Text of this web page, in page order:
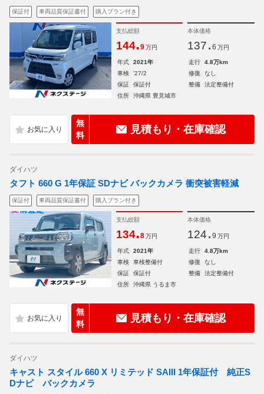
保証付 車両品質保証書付 購入プラン付き
支払総額
144.9 万円
本体価格
137. 6 万円
年式 2021年 走行
4.8万km
車検
'27/2 修復
なし
保証
保証付 整備
法定整備付
住所
沖縄県 豊見城市
無
料
見積もり・在庫確認
ダイハツ
タフト 660 G 1年保証 SDナビ バックカメラ 衝突被害軽減
保証付 車両品質保証書付 購入プラン付き
支払総額
134.8 万円
本体価格
124. 9 万円
年式 2021年 走行
4.8万km
車検
車検整備付 修復
なし
保証
保証付 整備
法定整備付
住所
沖縄県 うるま市
無
料
見積もり・在庫確認
ダイハツ
キャスト スタイル 660 X リミテッド SAIII 1年保証付 純正S
Dナビ バックカメラ